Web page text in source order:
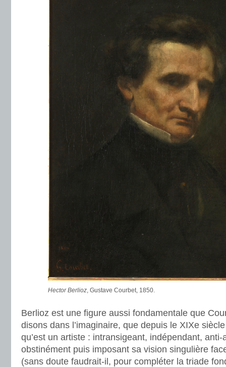
Hector Berlioz, Gustave Courbet, 1850.
Berlioz est une figure aussi fondamentale que
disons dans l’imaginaire, que depuis le XIXe
qu’est un artiste : intransigeant, indépendant,
obstinément puis imposant sa vision singulière
(sans doute faudrait-il, pour compléter la triade